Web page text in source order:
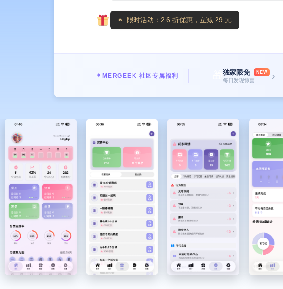
限时活动：2.6 折优惠，立减 29 元
✦ MERGEEK 社区专属福利 独家限免 NEW
每日发现惊喜 ›